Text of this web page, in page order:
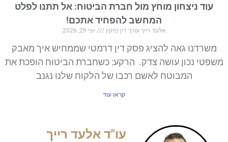
עוד ניצחון מוחץ מול חברת הביטוח: אל תתנו לפלט
המחשב להפחיד אתכם!
אלעד רייך עורך דין נזיקין יוני 29, 2026
משרדנו גאה להציג פסק דין דרמטי שממחיש איך מאבק
משפטי נכון עושה צדק. הרקע: כשחברת הביטוח הופכת את
המבוטח לאשם רכבו של הלקוח שלנו נגנב
קראו עוד
עו"ד אלעד רייך